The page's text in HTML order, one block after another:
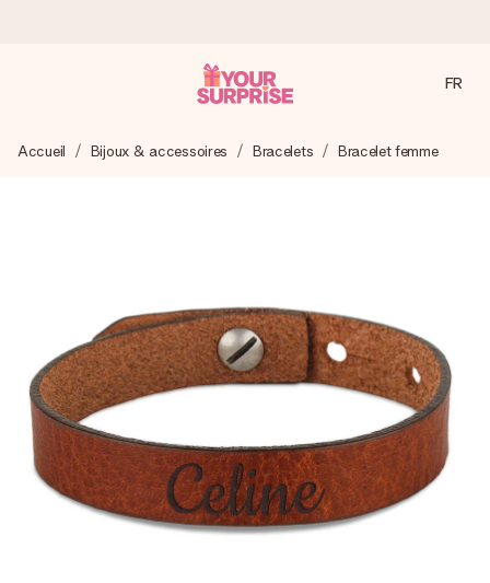
Nous préparons votre cadeau avec attention et l’envoyons
Nos cadeaux sont appréciés. Les clients nous attribuent
une note de 4,7 sur Google Reviews (total de tous les
pays où nous sommes présents).
Carte de vœux gratuite
Créez quelque chose d’unique en quelques étapes – avec
son prénom, votre photo ou un message qui touche le cœur.
Sans complications, juste tout l’amour pour le moment idéal.
FR
Accueil Bijoux & accessoires Bracelets Bracelet femme